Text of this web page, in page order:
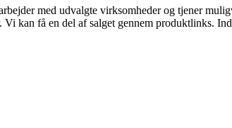
med udvalgte virksomheder og tjener
kan få en del af salget gennem produktlinks.